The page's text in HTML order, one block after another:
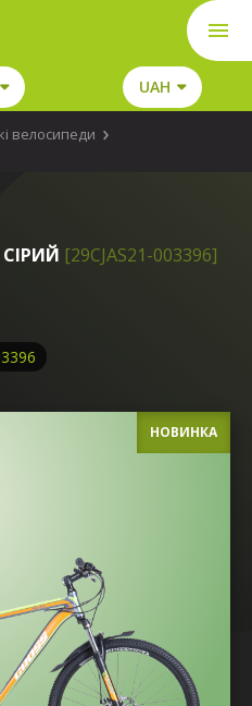
UAH
велосипеди
СІРИЙ [29CJAS21-003396]
НОВИНКА